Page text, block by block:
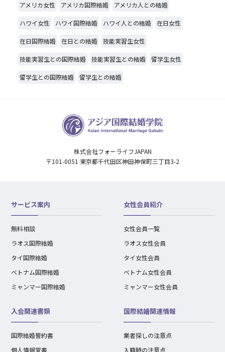
アメリカ女性 アメリカ国際結婚 アメリカ人との結婚
ハワイ女性 ハワイ国際結婚 ハワイ人との結婚 在日女性
在日国際結婚 在日との結婚 技能実習生女性
技能実習生との国際結婚 技能実習生との結婚 留学生女性
留学生との国際結婚 留学生との結婚
株式会社フォーライフJAPAN
〒101-0051 東京都千代田区神田神保町三丁目3-2
サービス案内
無料相談
ラオス国際結婚
タイ国際結婚
ベトナム国際結婚
ミャンマー国際結婚
女性会員紹介
女性会員一覧
ラオス女性会員
タイ女性会員
ベトナム女性会員
ミャンマー女性会員
入会関連書類
国際結婚誓約書
個人情報覚書
国際結婚関連情報
業者探しの注意点
入籍時の注意点